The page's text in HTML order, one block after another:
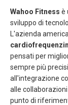
Wahoo Fitness è
sviluppo di
L'azienda
pensati per
sempre più
all'integrazione
alle
punto di